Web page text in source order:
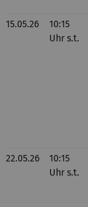
15.05.26
10:15
Uhr s.t.
22.05.26
10:15
Uhr s.t.